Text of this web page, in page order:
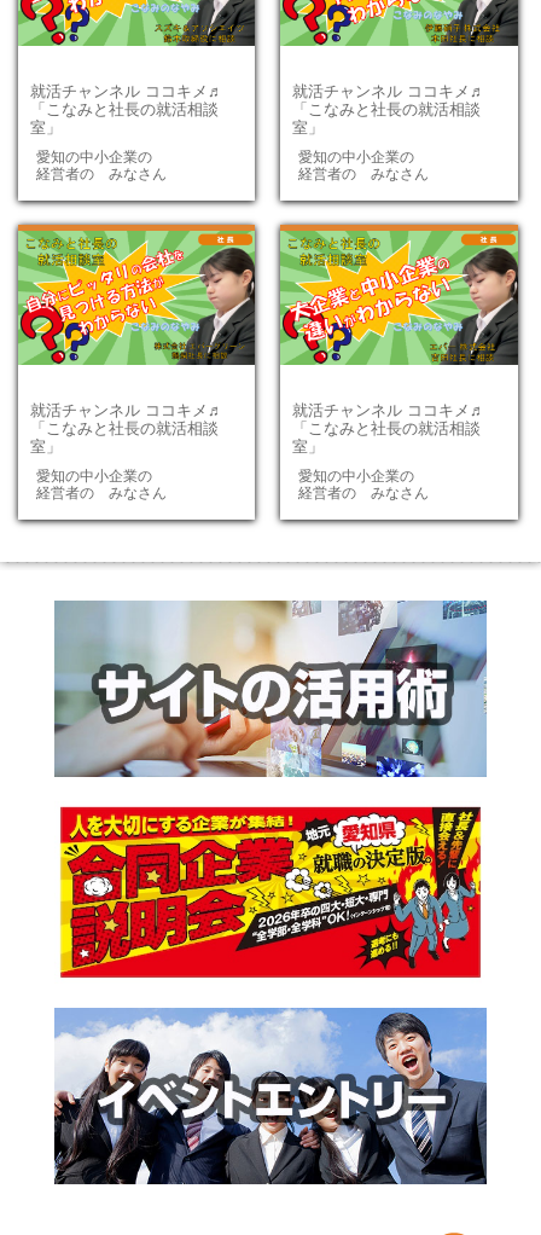
就活チャンネル ココキメ♬
「こなみと社長の就活相談
室」
愛知の中小企業の
経営者の みなさん
就活チャンネル ココキメ♬
「こなみと社長の就活相談
室」
愛知の中小企業の
経営者の みなさん
就活チャンネル ココキメ♬
「こなみと社長の就活相談
室」
愛知の中小企業の
経営者の みなさん
就活チャンネル ココキメ♬
「こなみと社長の就活相談
室」
愛知の中小企業の
経営者の みなさん